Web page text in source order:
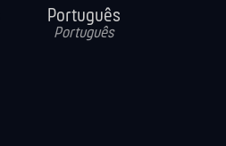
Português
Português